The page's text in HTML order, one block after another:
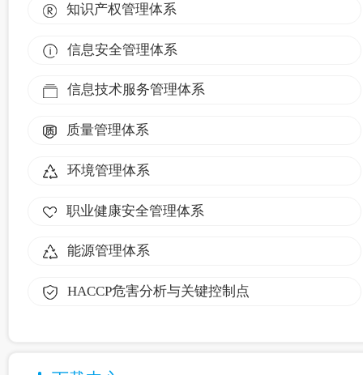
知识产权管理体系
信息安全管理体系
信息技术服务管理体系
质量管理体系
环境管理体系
职业健康安全管理体系
能源管理体系
HACCP危害分析与关键控制点